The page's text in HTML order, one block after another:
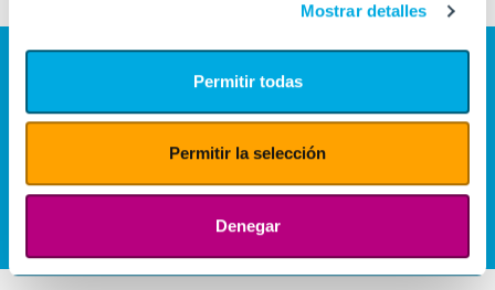
Mostrar detalles
Permitir todas
Permitir la selección
Denegar